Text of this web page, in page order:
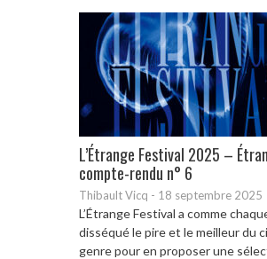
L’Étrange Festival 2025 –
compte-rendu n° 6
Thibault Vicq - 18 septembre 2025
L’Étrange Festival a comme
disséqué le pire et le meilleur du
genre pour en proposer une